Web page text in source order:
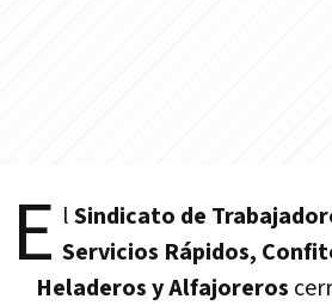
E lSindicato de
Servicios Rápidos,
Heladeros y Alfajoreros